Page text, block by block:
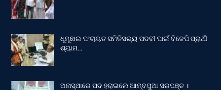
ଧୂମୂଛାଇ ପଂଚାୟତ ସମିତିସଭ୍ୟ ପଦବୀ ପାଇଁ ବିଜେପି ପ୍ରାର୍ଥୀ
ଶ୍ୟାମ…
ଅନାସ୍ଥାରେ ପଦ ହରାଇଲେ ଆମ୍ବପୁଆ ସରପଞ୍ଚ ।